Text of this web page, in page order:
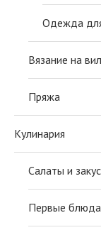
Одежда
Вязание на
Пряжа
Кулинария
Салаты и
Первые блюда